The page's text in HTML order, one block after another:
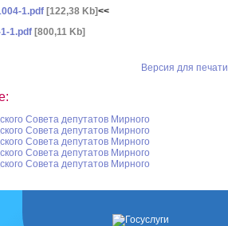
1.pdf [122,38 Kb]<<
1.pdf [800,11 Kb]
Версия для печати
Совета депутатов Мирного
Совета депутатов Мирного
Совета депутатов Мирного
Совета депутатов Мирного
Совета депутатов Мирного